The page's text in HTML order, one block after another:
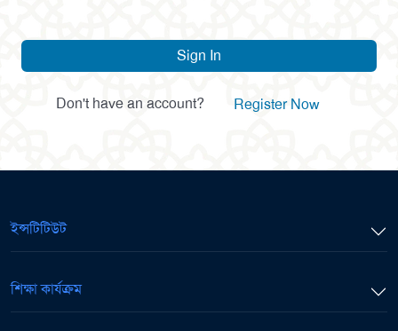
Sign In
Don't have an account? Register Now
ইন্সটিটিউট
শিক্ষা কার্যক্রম